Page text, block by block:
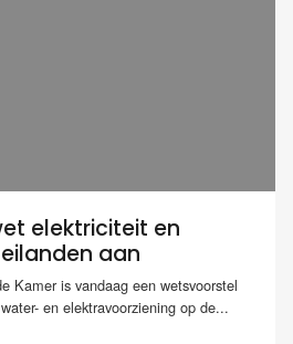
elektriciteit en
aan
Kamer is vandaag een wetsvoorstel
en elektravoorziening op de...